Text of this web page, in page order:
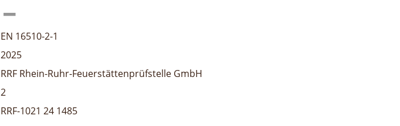
EN 16510-2-1
2025
RRF Rhein-Ruhr-Feuerstättenprüfstelle GmbH
2
RRF-1021 24 1485